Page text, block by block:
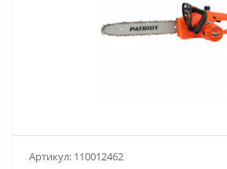
Артикул: 110012462